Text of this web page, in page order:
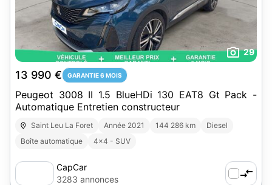
29
13 990 € GARANTIE 6 MOIS
Peugeot 3008 II 1.5 BlueHDi 130 EAT8 Gt Pack -
Automatique Entretien constructeur
Saint Leu La Foret Année 2021 144 286 km
Diesel
Boîte automatique
4x4 - SUV
CapCar
3283 annonces